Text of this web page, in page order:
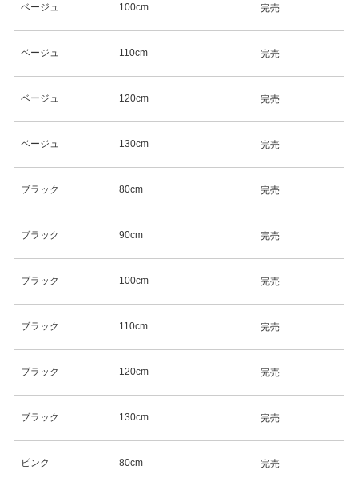
ベージュ 100cm 完売
ベージュ 110cm 完売
ベージュ 120cm 完売
ベージュ 130cm 完売
ブラック 80cm 完売
ブラック 90cm 完売
ブラック 100cm 完売
ブラック 110cm 完売
ブラック 120cm 完売
ブラック 130cm 完売
ピンク 80cm 完売